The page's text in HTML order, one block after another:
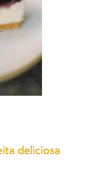
deliciosa